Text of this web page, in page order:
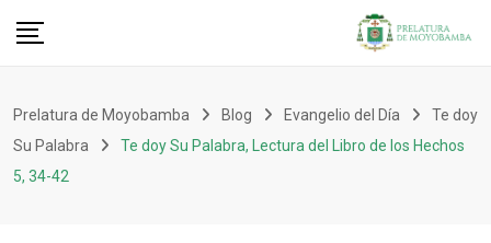
Prelatura de Moyobamba Blog Evangelio del Día
Te doy
Su Palabra
Te doy Su Palabra, Lectura del Libro de los Hechos
5, 34-42